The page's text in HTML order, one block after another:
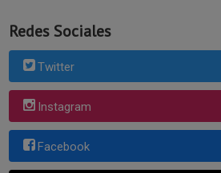
Redes Sociales
Twitter
Instagram
Facebook